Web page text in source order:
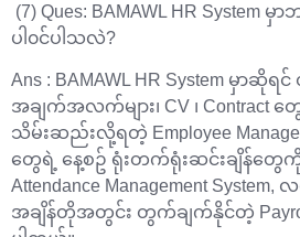
(7) Ques: BAMAWL HR System
ပါ၀င်ပါသလဲ?
Ans : BAMAWL HR System မှာဆို
အချက်အလက်များ၊ CV ၊ Contract
သိမ်းဆည်းလို့ရတဲ့ Employee
တွေရဲ့ နေ့စဥ် ရုံးတက်ရုံးဆင်းချိန်တွ
Attendance Management
အချိန်တိုအတွင်း တွက်ချက်နိုင်တဲ့